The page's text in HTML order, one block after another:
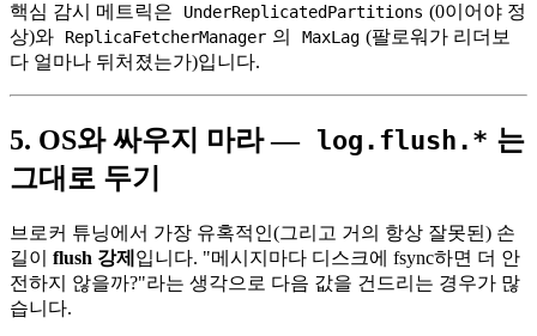
핵심 감시 메트릭은
UnderReplicatedPartitions (0이어야 정
상)와
ReplicaFetcherManager 의 MaxLag (팔로워가 리더보
다 얼마나 뒤처졌는가)입니다.
5. OS와 싸우지 마라 — log.flush.* 는
그대로 두기
브로커 튜닝에서 가장 유혹적인(그리고 거의 항상 잘못된) 손
길이 flush 강제 입니다. "메시지마다 디스크에 fsync하면 더 안
전하지 않을까?"라는 생각으로 다음 값을 건드리는 경우가 많
습니다.